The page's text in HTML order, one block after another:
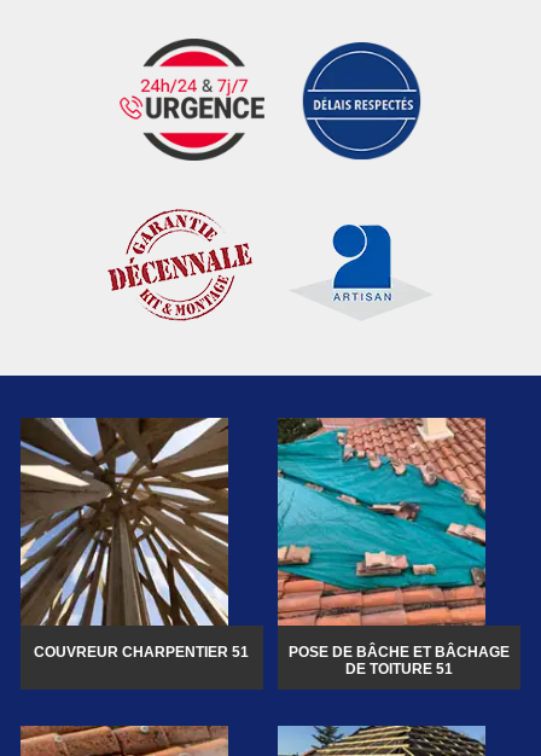
COUVREUR CHARPENTIER 51
POSE DE BÂCHE ET BÂCHAGE
DE TOITURE 51